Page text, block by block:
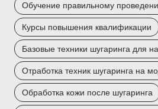
Обучение правильному
Курсы повышения квалификации
Базовые техники шугаринга для
Отработка техник шугаринга на
Обработка кожи после шугаринга